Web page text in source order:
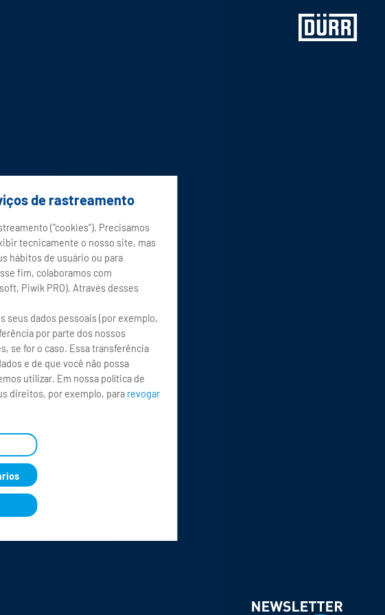
de rastreamento
(“cookies”). Precisamos
tecnicamente o nosso site, mas
hábitos de usuário ou para
fim, colaboramos com
Piwik PRO). Através desses
dados pessoais (por exemplo,
por parte dos nossos
se for o caso. Essa transferência
e de que você não possa
utilizar. Em nossa política de
direitos, por exemplo, para revogar